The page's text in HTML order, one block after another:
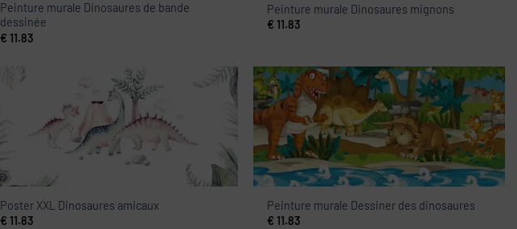
Peinture murale Dinosaures de bande
dessinée
€ 11.83
Peinture murale Dinosaures mignons
€ 11.83
Poster XXL Dinosaures amicaux
€ 11.83
Peinture murale Dessiner des dinosaures
€ 11.83